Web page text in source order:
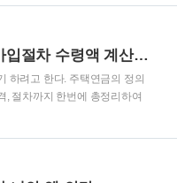
통 이용 빈도가 높은 청소년의
로 시행되었다. 경기도 청소
중어야 하며 일정 기간동안 경
를 사용해 이용한 기록이 있는
청이 가능하다. 경기도 청소년
6만원까지 지원금을 받을 ..
주택연금 가입조건 가입절차 수령액 계산 총정리
하려고 한다. 주택연금의 정의
, 절차까지 한번에 총정리하여
중이 높아 노후 준비에 걱정이
을 담보로 연금을 일정기간 동